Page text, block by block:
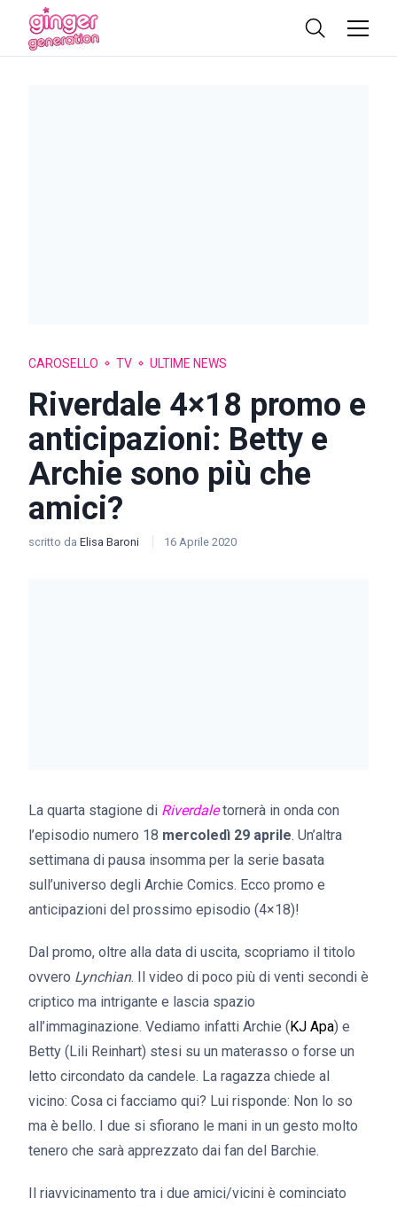
CAROSELLO TV ULTIME NEWS
Riverdale 4×18 promo e
anticipazioni: Betty e
Archie sono più che
amici?
scritto da Elisa Baroni 16 Aprile 2020
La quarta stagione di Riverdaletornerà in onda con
l’episodio numero 18 mercoledì 29 aprile. Un’altra
settimana di pausa insomma per la serie basata
sull’universo degli Archie Comics. Ecco promo e
anticipazioni del prossimo episodio (4×18)!
Dal promo, oltre alla data di uscita, scopriamo il titolo
ovvero Lynchian. Il video di poco più di venti secondi è
criptico ma intrigante e lascia spazio
all’immaginazione. Vediamo infatti Archie (KJ Apa) e
Betty (Lili Reinhart) stesi su un materasso o forse un
letto circondato da candele. La ragazza chiede al
vicino: Cosa ci facciamo qui? Lui risponde: Non lo so
ma è bello. I due si sfiorano le mani in un gesto molto
tenero che sarà apprezzato dai fan del Barchie.
Il riavvicinamento tra i due amici/vicini è cominciato